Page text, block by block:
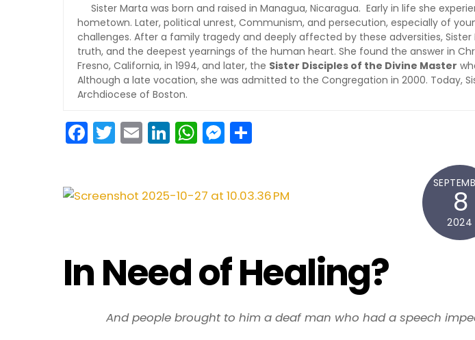
Sister Marta was born and raised in Managua, Nicaragua. Early in life she
hometown. Later, political unrest, Communism, and persecution, especially of
challenges. After a family tragedy and deeply affected by these adversities,
truth, and the deepest yearnings of the human heart. She found the answer in
Fresno, California, in 1994, and later, the Sister Disciples of the Divine Master
Although a late vocation, she was admitted to the Congregation in 2000. Today,
Archdiocese of Boston.
F
a
e
o
k
T
w
er
E
m
l
Li
n
e
W
h
ts
p
M
e
s
g
er
e 8
2024
In Need of Healing?
And people brought to him a deaf man who had a speech